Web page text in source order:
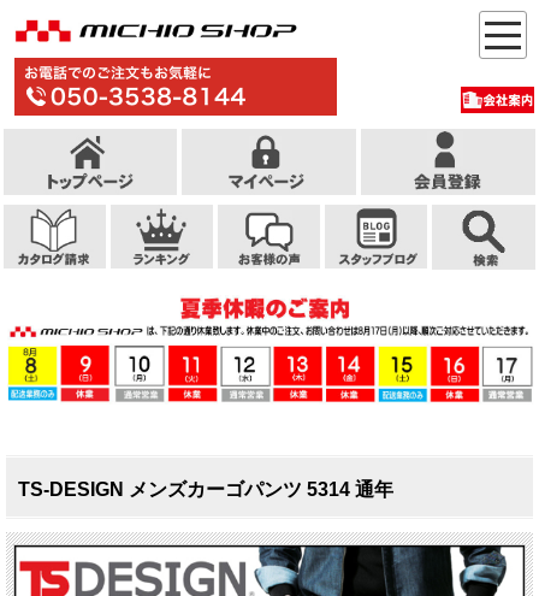
TS-DESIGN メンズカーゴパンツ 5314 通年